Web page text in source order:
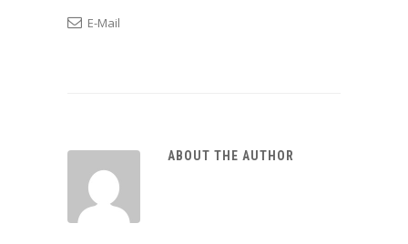
E-Mail
ABOUT THE AUTHOR